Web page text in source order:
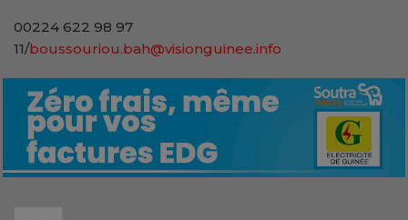
00224 622 98 97
11/boussouriou.bah@visionguinee.info